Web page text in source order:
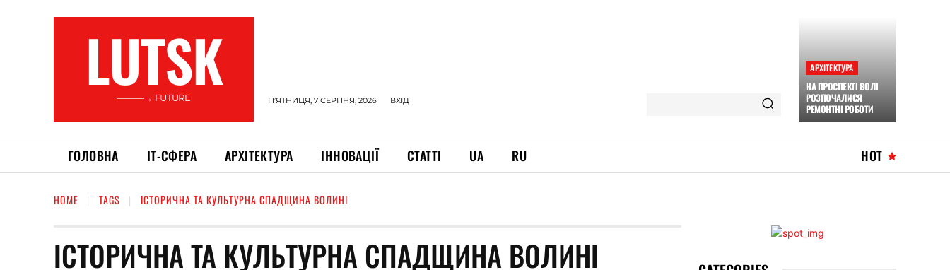
LUTSK
———→ FUTURE П’ЯТНИЦЯ, 7 СЕРПНЯ, 2026 ВХІД
АРХІТЕКТУРА
НА ПРОСПЕКТІ ВОЛІ
РОЗПОЧАЛИСЯ
РЕМОНТНІ РОБОТИ
ГОЛОВНА ІТ-СФЕРА АРХІТЕКТУРА ІННОВАЦІЇ СТАТТІ UA RU HOT
HOME TAGS ІСТОРИЧНА ТА КУЛЬТУРНА СПАДЩИНА ВОЛИНІ
ІСТОРИЧНА ТА КУЛЬТУРНА СПАДЩИНА ВОЛИНІ